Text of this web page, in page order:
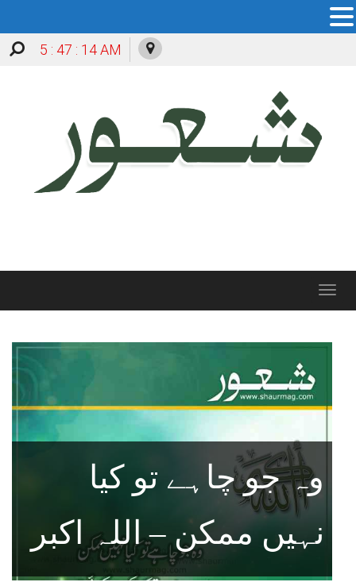
5 : 47 : 15 AM
Toggle
وہ جو چاہے تو کیا
نہیں ممکن – اللہ اکبر